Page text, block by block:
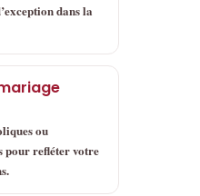
dans la
ou
pour refléter votre